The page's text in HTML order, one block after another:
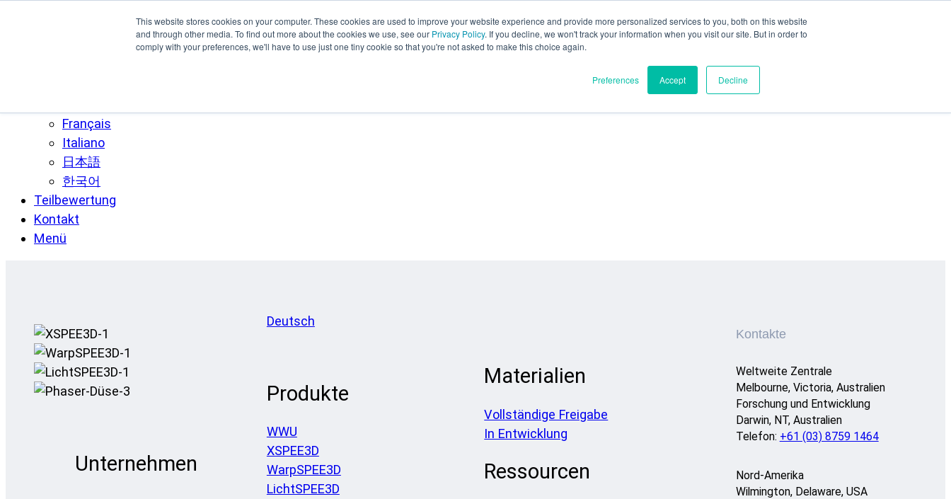
This website stores cookies on your computer. These cookies are used to improve your website experience and provide more personalized services to you, both on this website
and through other media. To find out more about the cookies we use, see our Privacy Policy. If you decline, we won't track your information when you visit our site. But in order to
comply with your preferences, we'll have to use just one tiny cookie so that you're not asked to make this choice again.
Preferences Accept Decline
Zum Hauptinhalt springen
Français
Italiano
日本語
한국어
Teilbewertung
Kontakt
Menü
Unternehmen
Deutsch
Produkte
WWU
XSPEE3D
WarpSPEE3D
LichtSPEE3D
Materialien
Vollständige Freigabe
In Entwicklung
Ressourcen
Kontakte
Weltweite Zentrale
Melbourne, Victoria, Australien
Forschung und Entwicklung
Darwin, NT, Australien
Telefon: +61 (03) 8759 1464
Nord-Amerika
Wilmington, Delaware, USA